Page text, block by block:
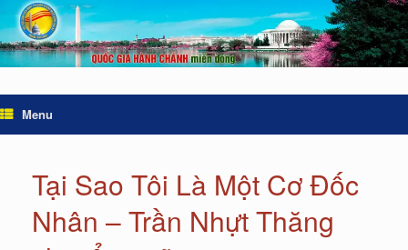
Menu
Tại Sao Tôi Là Một Cơ Đốc
Nhân – Trần Nhựt Thăng